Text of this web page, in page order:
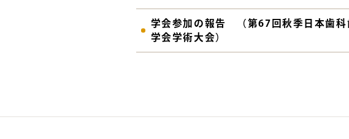
学会参加の報告 （第67回秋季日本歯科
学会学術大会）